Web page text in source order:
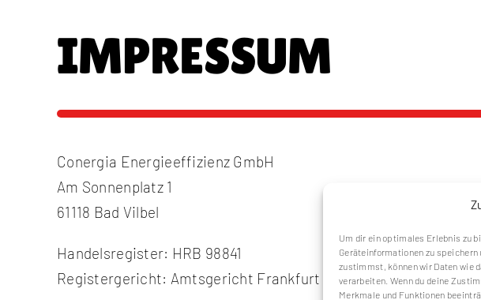
Um dir ein optimales Erlebnis zu
Geräteinformationen zu speichern
zustimmst, können wir Daten wie
verarbeiten. Wenn du deine
Merkmale und Funktionen
IMPRESSUM
Conergia Energieeffizienz GmbH
Am Sonnenplatz 1
61118 Bad Vilbel
Handelsregister: HRB 98841
Registergericht: Amtsgericht Frankfurt am Main